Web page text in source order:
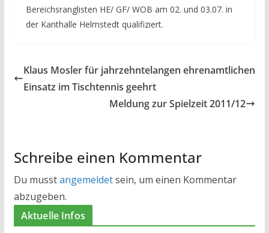
Bereichsranglisten HE/ GF/ WOB am 02. und 03.07. in
der Kanthalle Helmstedt qualifiziert.
Klaus Mosler für jahrzehntelangen ehrenamtlichen
Einsatz im Tischtennis geehrt
Meldung zur Spielzeit 2011/12
Schreibe einen Kommentar
Du musstangemeldetsein, um einen Kommentar
abzugeben.
Aktuelle Infos